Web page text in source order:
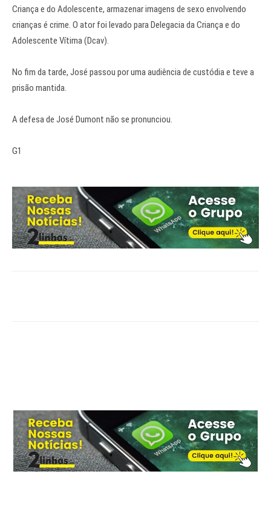
Criança e do Adolescente, armazenar imagens de sexo envolvendo
crianças é crime. O ator foi levado para Delegacia da Criança e do
Adolescente Vítima (Dcav).
No fim da tarde, José passou por uma audiência de custódia e teve a
prisão mantida.
A defesa de José Dumont não se pronunciou.
G1